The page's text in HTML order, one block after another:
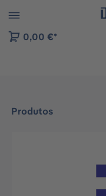
to B2B platform
0,00 €*
Produtos
Ignorar galeria de